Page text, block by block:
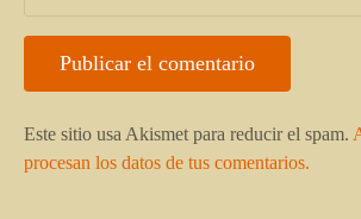
Este sitio usa Akismet para reducir el spam.
procesan los datos de tus comentarios.